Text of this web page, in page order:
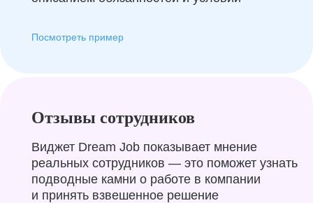
Посмотреть пример
Отзывы сотрудников
Виджет Dream Job показывает мнение
реальных сотрудников — это поможет узнать
подводные камни о работе в компании
и принять взвешенное решение